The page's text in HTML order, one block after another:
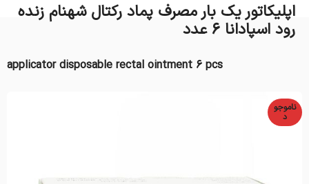
اپلیکاتور یک بار مصرف پماد رکتال شهنام زنده
رود اسپادانا 6 عدد
applicator disposable rectal ointment 6 pcs
ناموجو
د